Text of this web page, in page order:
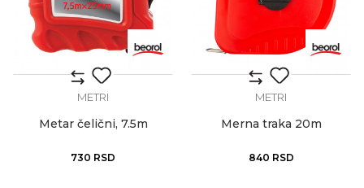
METRI
Metar čelični, 7.5m
730 RSD
METRI
Merna traka 20m
840 RSD